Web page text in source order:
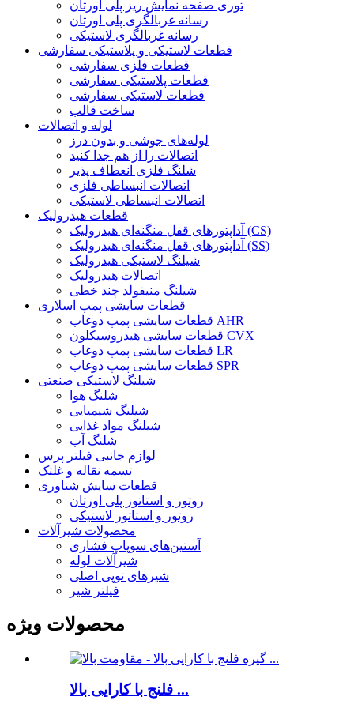
توری صفحه نمایش ریز پلی اورتان
رسانه غربالگری پلی اورتان
رسانه غربالگری لاستیکی
قطعات لاستیکی و پلاستیکی سفارشی
قطعات فلزی سفارشی
قطعات پلاستیکی سفارشی
قطعات لاستیکی سفارشی
ساخت قالب
لوله و اتصالات
لوله‌های جوشی و بدون درز
اتصالات را از هم جدا کنید
شلنگ فلزی انعطاف پذیر
اتصالات انبساطی فلزی
اتصالات انبساطی لاستیکی
قطعات هیدرولیک
آداپتورهای قفل منگنه‌ای هیدرولیک (CS)
آداپتورهای قفل منگنه‌ای هیدرولیک (SS)
شیلنگ لاستیکی هیدرولیک
اتصالات هیدرولیک
شیلنگ منیفولد چند خطی
قطعات سایشی پمپ اسلاری
قطعات سایشی پمپ دوغاب AHR
قطعات سایشی هیدروسیکلون CVX
قطعات سایشی پمپ دوغاب LR
قطعات سایشی پمپ دوغاب SPR
شیلنگ لاستیکی صنعتی
شلنگ هوا
شیلنگ شیمیایی
شیلنگ مواد غذایی
شلنگ آب
لوازم جانبی فیلتر پرس
تسمه نقاله و غلتک
قطعات سایش شناوری
روتور و استاتور پلی اورتان
روتور و استاتور لاستیکی
محصولات شیرآلات
آستین‌های سوپاپ فشاری
شیرآلات لوله
شیرهای توپی اصلی
فیلتر شیر
محصولات ویژه
فلنج با کارایی بالا ...